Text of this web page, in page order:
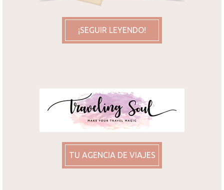
¡SEGUIR LEYENDO!
TU AGENCIA DE VIAJES